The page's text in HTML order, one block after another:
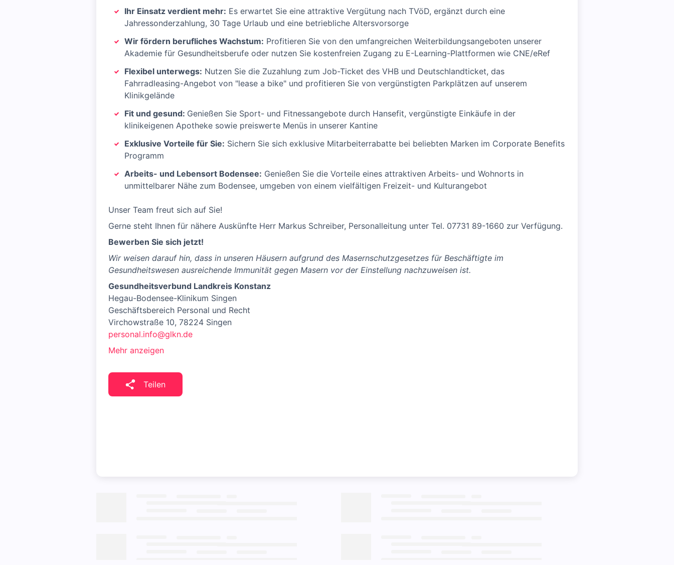
Ihr Einsatz verdient mehr: Es erwartet Sie eine attraktive Vergütung nach TVöD, ergänzt durch eine
Jahressonderzahlung, 30 Tage Urlaub und eine betriebliche Altersvorsorge
Wir fördern berufliches Wachstum: Profitieren Sie von den umfangreichen Weiterbildungsangeboten unserer
Akademie für Gesundheitsberufe oder nutzen Sie kostenfreien Zugang zu E-Learning-Plattformen wie CNE/eRef
Flexibel unterwegs: Nutzen Sie die Zuzahlung zum Job-Ticket des VHB und Deutschlandticket, das
Fahrradleasing-Angebot von "lease a bike" und profitieren Sie von vergünstigten Parkplätzen auf unserem
Klinikgelände
Fit und gesund: Genießen Sie Sport- und Fitnessangebote durch Hansefit, vergünstigte Einkäufe in der
klinikeigenen Apotheke sowie preiswerte Menüs in unserer Kantine
Exklusive Vorteile für Sie: Sichern Sie sich exklusive Mitarbeiterrabatte bei beliebten Marken im Corporate Benefits
Programm
Arbeits- und Lebensort Bodensee: Genießen Sie die Vorteile eines attraktiven Arbeits- und Wohnorts in
unmittelbarer Nähe zum Bodensee, umgeben von einem vielfältigen Freizeit- und Kulturangebot
Unser Team freut sich auf Sie!
Gerne steht Ihnen für nähere Auskünfte Herr Markus Schreiber, Personalleitung unter Tel. 07731 89-1660 zur Verfügung.
Bewerben Sie sich jetzt!
Wir weisen darauf hin, dass in unseren Häusern aufgrund des Masernschutzgesetzes für Beschäftigte im
Gesundheitswesen ausreichende Immunität gegen Masern vor der Einstellung nachzuweisen ist.
Gesundheitsverbund Landkreis Konstanz
Hegau-Bodensee-Klinikum Singen
Geschäftsbereich Personal und Recht
Virchowstraße 10, 78224 Singen
personal.info@glkn.de
Mehr anzeigen
Teilen